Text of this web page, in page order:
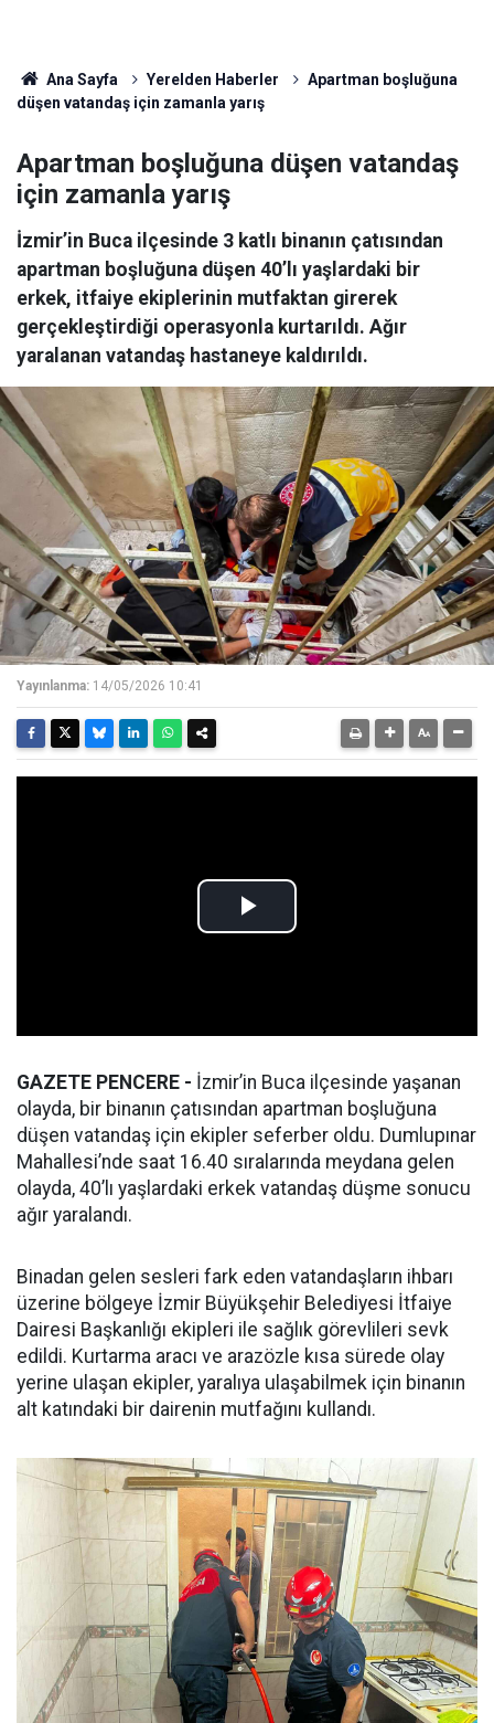
Ana Sayfa Yerelden Haberler
Apartman boşluğuna
düşen vatandaş için zamanla yarış
Apartman boşluğuna düşen vatandaş
için zamanla yarış
İzmir’in Buca ilçesinde 3 katlı binanın çatısından
apartman boşluğuna düşen 40’lı yaşlardaki bir
erkek, itfaiye ekiplerinin mutfaktan girerek
gerçekleştirdiği operasyonla kurtarıldı. Ağır
yaralanan vatandaş hastaneye kaldırıldı.
Yayınlanma: 14/05/2026 10:41
GAZETE PENCERE - İzmir’in Buca ilçesinde yaşanan
olayda, bir binanın çatısından apartman boşluğuna
düşen vatandaş için ekipler seferber oldu. Dumlupınar
Mahallesi’nde saat 16.40 sıralarında meydana gelen
olayda, 40’lı yaşlardaki erkek vatandaş düşme sonucu
ağır yaralandı.
Binadan gelen sesleri fark eden vatandaşların ihbarı
üzerine bölgeye İzmir Büyükşehir Belediyesi İtfaiye
Dairesi Başkanlığı ekipleri ile sağlık görevlileri sevk
edildi. Kurtarma aracı ve arazözle kısa sürede olay
yerine ulaşan ekipler, yaralıya ulaşabilmek için binanın
alt katındaki bir dairenin mutfağını kullandı.